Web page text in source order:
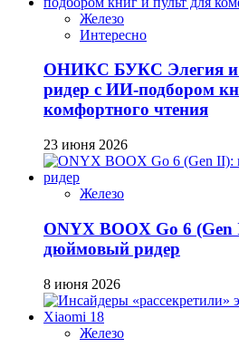
Железо
Интересно
ОНИКС БУКС Элегия и
ридер с ИИ-подбором
комфортного чтения
23 июня 2026
Железо
ONYX BOOX Go 6
дюймовый ридер
8 июня 2026
Железо